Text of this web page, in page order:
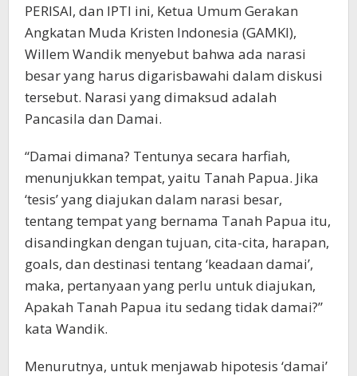
PERISAI, dan IPTI ini, Ketua Umum Gerakan
Angkatan Muda Kristen Indonesia (GAMKI),
Willem Wandik menyebut bahwa ada narasi
besar yang harus digarisbawahi dalam diskusi
tersebut. Narasi yang dimaksud adalah
Pancasila dan Damai.
“Damai dimana? Tentunya secara harfiah,
menunjukkan tempat, yaitu Tanah Papua. Jika
‘tesis’ yang diajukan dalam narasi besar,
tentang tempat yang bernama Tanah Papua itu,
disandingkan dengan tujuan, cita-cita, harapan,
goals, dan destinasi tentang ‘keadaan damai’,
maka, pertanyaan yang perlu untuk diajukan,
Apakah Tanah Papua itu sedang tidak damai?”
kata Wandik.
Menurutnya, untuk menjawab hipotesis ‘damai’